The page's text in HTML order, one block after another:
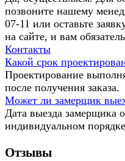
позвоните нашему
07-11 или оставьте
на сайте, и вам
Контакты
Какой срок
Проектирование
после получения заказа.
Может ли замерщик
Дата выезда замерщика
индивидуальном
Отзывы